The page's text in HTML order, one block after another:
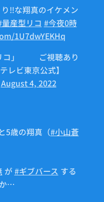
‼️な翔真のイケメン
産型リコ #今夜0時
1U7dwYEKHq
コ」🤖⚙ご視聴あり
レビ東京公式】
August 4, 2022
5歳の翔真（#小山蒼
が #ギブバース する
…💕